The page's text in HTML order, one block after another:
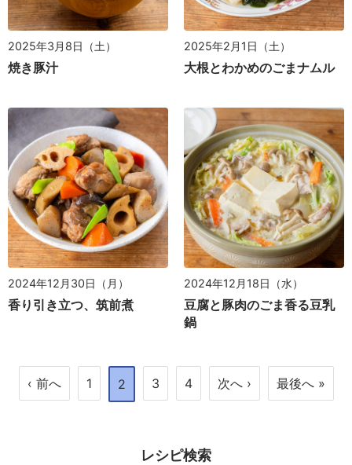
2025年3月8日（土）
焼き豚汁
2025年2月1日（土）
大根とわかめのごまナムル
2024年12月30日（月）
香り引き立つ、筑前煮
2024年12月18日（水）
豆腐と豚肉のごま香る豆乳
鍋
‹ 前へ 1 2 3 4 次へ › 最後へ »
レシピ検索